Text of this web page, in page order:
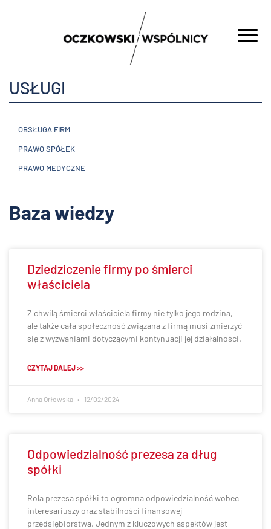
USŁUGI
OBSŁUGA FIRM
PRAWO SPÓŁEK
PRAWO MEDYCZNE
Baza wiedzy
Dziedziczenie firmy po śmierci
właściciela
Z chwilą śmierci właściciela firmy nie tylko jego rodzina,
ale także cała społeczność związana z firmą musi zmierzyć
się z wyzwaniami dotyczącymi kontynuacji jej działalności.
CZYTAJ DALEJ >>
Anna Orłowska 12/02/2024
Odpowiedzialność prezesa za dług
spółki
Rola prezesa spółki to ogromna odpowiedzialność wobec
interesariuszy oraz stabilności finansowej
przedsiębiorstwa. Jednym z kluczowych aspektów jest